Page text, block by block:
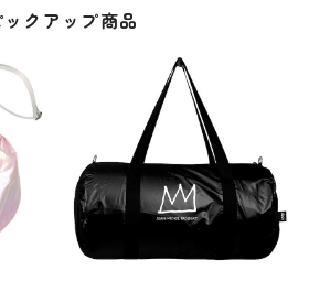
ックアップ商品